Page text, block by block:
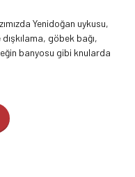
Yenidoğan uykusu,
göbek bağı,
banyosu gibi knularda